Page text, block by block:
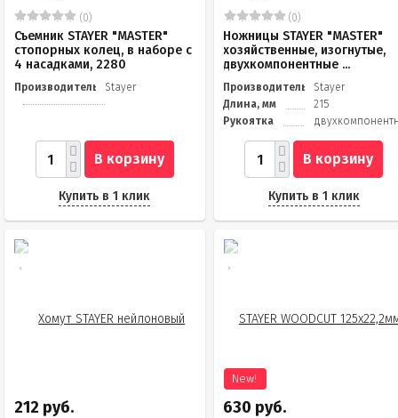
(0)
Съемник STAYER "MASTER"
стопорных колец, в наборе с
4 насадками, 2280
Производитель Stayer
В корзину
Купить в 1 клик
(0)
Ножницы STAYER "MASTER"
хозяйственные, изогнутые,
двухкомпонентные ...
Производитель
Stayer
Длина, мм
215
Рукоятка
В корзину
Купить в 1 клик
212 руб. 630 руб.
New!